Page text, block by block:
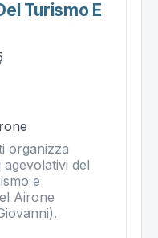
Turismo E
organizza
del
e
Airone